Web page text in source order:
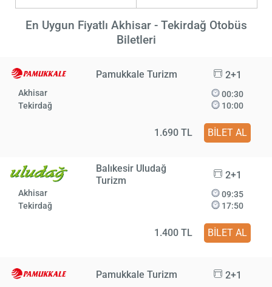
En Uygun Fiyatlı Akhisar - Tekirdağ Otobüs
Biletleri
Pamukkale Turizm 2+1
Akhisar
Tekirdağ
00:30
10:00
1.690 TL BİLET AL
Balıkesir Uludağ
Turizm
2+1
Akhisar
Tekirdağ
09:35
17:50
1.400 TL BİLET AL
Pamukkale Turizm 2+1